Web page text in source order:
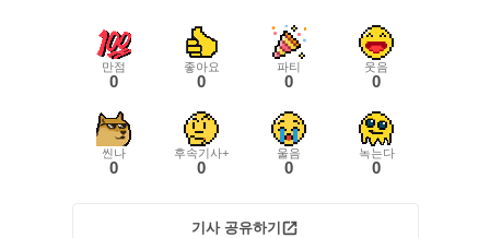
만점
0
좋아요
0
파티
0
웃음
0
씬나
0
후속기사+
0
울음
0
녹는다
0
기사 공유하기